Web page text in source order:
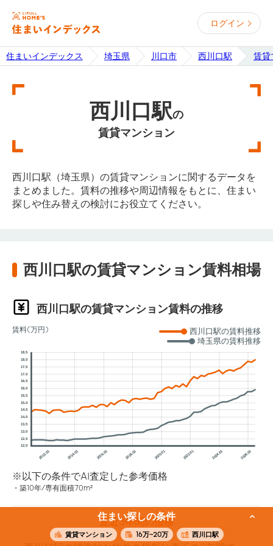
ログイン
住まいインデックス 埼玉県 川口市 西川口駅 賃貸
西川口駅の
賃貸マンション
西川口駅（埼玉県）の賃貸マンションに関するデータを
まとめました。賃料の推移や周辺情報をもとに、住まい
探しや住み替えの検討にお役立てください。
西川口駅の賃貸マンション賃料相場
西川口駅の賃貸マンション賃料の推移
賃料(万円)
西川口駅の賃料推移
埼玉県の賃料推移
2012.01 2014.01 2016.01 2018.01 2020.01 2022.01 2024.01 2026.01
12.0
12.5
13.0
13.5
14.0
14.5
15.0
15.5
16.0
16.5
17.0
17.5
18.0
18.5
※以下の条件でAI査定した参考価格
築10年/専有面積70m²
直近3年間の推移
住まい探しの条件
賃貸マンション 16万~20万 西川口駅